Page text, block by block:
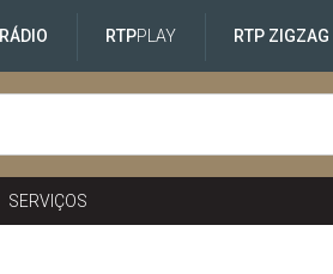
RÁDIO RTPPLAY RTP ZIGZAG
SERVIÇOS